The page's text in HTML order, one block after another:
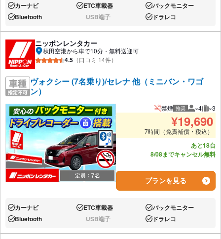
あり:カーナビ あり:ETC車載器 あり:バックモニター
あり:Bluetooth なし:USB端子 あり:ドラレコ
ニッポンレンタカー
秋田空港から車で10分・無料送迎可
4.5 （口コミ 14件）
ヴォクシー (7名乗り)/セレナ 他（ミニバン・ワゴ
ン）
禁煙 推奨 推奨人数
×4 推
×3
¥19,690
7時間（免責補償・税込）
あと18台
8/08までキャンセル無料
プランを見る
あり:カーナビ あり:ETC車載器 あり:バックモニター
あり:Bluetooth なし:USB端子 あり:ドラレコ